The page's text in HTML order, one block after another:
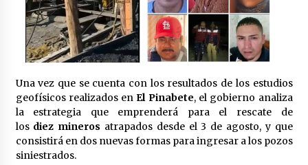
Laura Itzel Castillo será la nueva secretaria de
las Mujeres, anuncia Sheinbaum
2 meses atrás
Segob: «ya dimos nuestras propuestas»
2 meses atrás
Zar antidrogas de EE.UU.: “vamos por los
políticos mexicanos que protegen al narco”
Una vez que se cuenta con los resultados de los estudios
geofísicos realizados enEl Pinabete, el gobierno analiza
la estrategia que emprenderá para el rescate de
los diez mineros atrapados desde el 3 de agosto, y que
consistirá en dos nuevas formas para ingresar a los pozos
siniestrados.